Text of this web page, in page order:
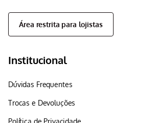
Área restrita para lojistas
Institucional
Dúvidas Frequentes
Trocas e Devoluções
Política de Privacidade